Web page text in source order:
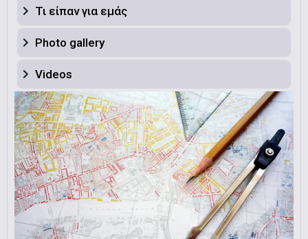
Τι είπαν για εμάς
Photo gallery
Videos